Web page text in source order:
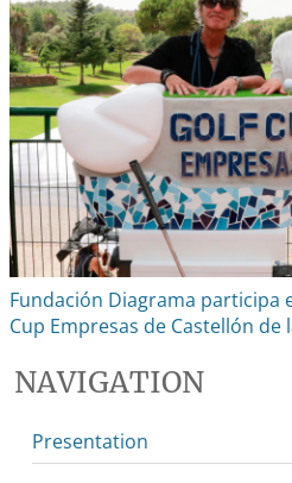
Fundación Diagrama participa
Cup Empresas de Castellón de
NAVIGATION
Presentation